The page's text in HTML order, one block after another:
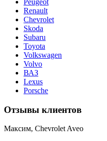
Peugeot
Renault
Chevrolet
Skoda
Subaru
Toyota
Volkswagen
Volvo
ВАЗ
Lexus
Porsche
Отзывы клиентов
Максим, Chevrolet Aveo